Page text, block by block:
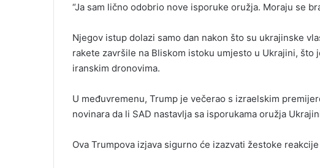
“Ja sam lično odobrio nove isporuke oružja. Moraju se
Njegov istup dolazi samo dan nakon što su ukrajinske
rakete završile na Bliskom istoku umjesto u Ukrajini, što
iranskim dronovima.
U međuvremenu, Trump je večerao s izraelskim
novinara da li SAD nastavlja sa isporukama oružja
Ova Trumpova izjava sigurno će izazvati žestoke